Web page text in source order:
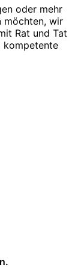
oder mehr
möchten, wir
Rat und Tat
kompetente